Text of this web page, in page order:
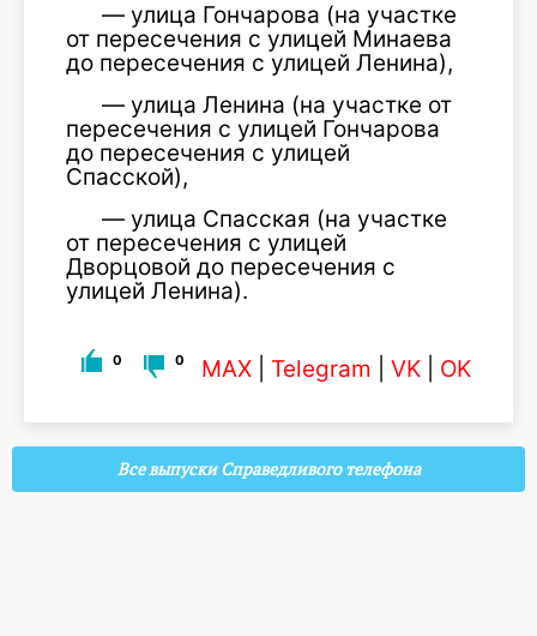
— улица Гончарова (на участке
от пересечения с улицей Минаева
до пересечения с улицей Ленина),
— улица Ленина (на участке от
пересечения с улицей Гончарова
до пересечения с улицей
Спасской),
— улица Спасская (на участке
от пересечения с улицей
Дворцовой до пересечения с
улицей Ленина).
0 0 MAX Telegram VK OK
Все выпуски Справедливого телефона